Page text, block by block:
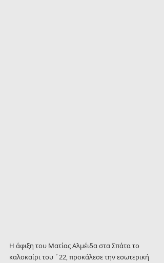
Η άφιξη του Ματίας Αλμέιδα στα Σπάτα το
καλοκαίρι του ΄22, προκάλεσε την εσωτερική